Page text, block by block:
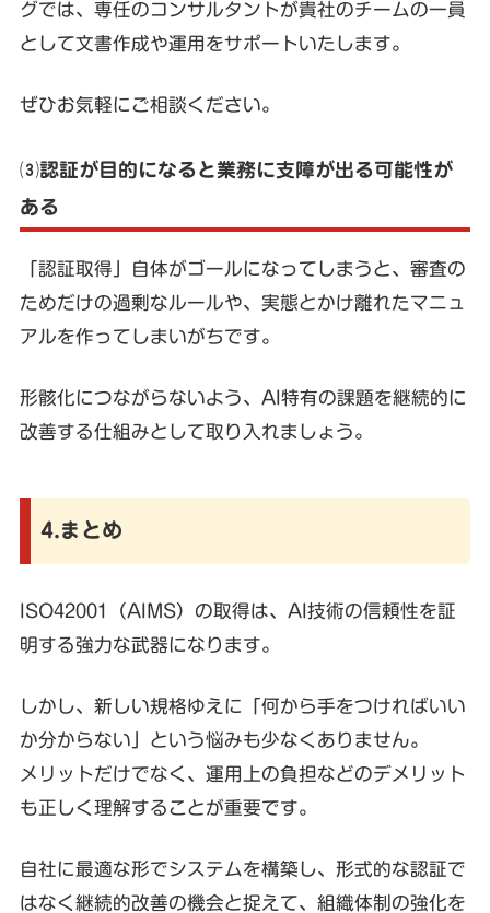
グでは、専任のコンサルタントが貴社のチームの一員
として文書作成や運用をサポートいたします。
ぜひお気軽にご相談ください。
⑶認証が目的になると業務に支障が出る可能性が
ある
「認証取得」自体がゴールになってしまうと、審査の
ためだけの過剰なルールや、実態とかけ離れたマニュ
アルを作ってしまいがちです。
形骸化につながらないよう、AI特有の課題を継続的に
改善する仕組みとして取り入れましょう。
4.まとめ
ISO42001（AIMS）の取得は、AI技術の信頼性を証
明する強力な武器になります。
しかし、新しい規格ゆえに「何から手をつければいい
か分からない」という悩みも少なくありません。
メリットだけでなく、運用上の負担などのデメリット
も正しく理解することが重要です。
自社に最適な形でシステムを構築し、形式的な認証で
はなく継続的改善の機会と捉えて、組織体制の強化を